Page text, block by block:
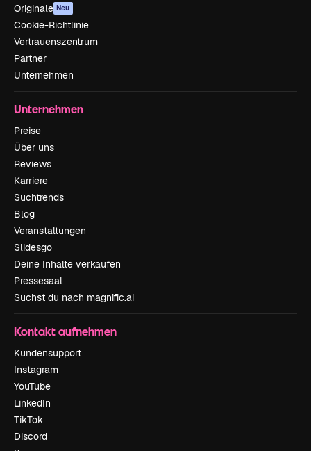
Originale Neu
Cookie-Richtlinie
Vertrauenszentrum
Partner
Unternehmen
Unternehmen
Preise
Über uns
Reviews
Karriere
Suchtrends
Blog
Veranstaltungen
Slidesgo
Deine Inhalte verkaufen
Pressesaal
Suchst du nach magnific.ai
Kontakt aufnehmen
Kundensupport
Instagram
YouTube
LinkedIn
TikTok
Discord